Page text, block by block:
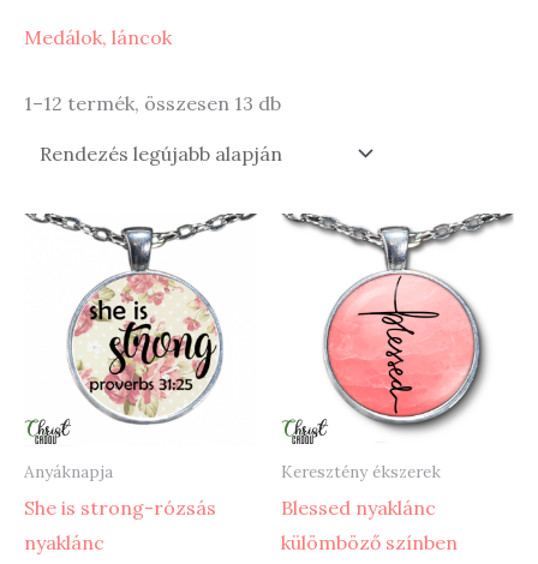
Medálok, láncok
1–12 termék, összesen 13 dbSorted
Anyáknapja
She is strong-rózsás
nyaklánc
Keresztény ékszerek
Blessed nyaklánc
külömböző színben